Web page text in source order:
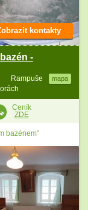
-
Rampuše mapa
kontakty
Ceník
ZDE
bazénem“